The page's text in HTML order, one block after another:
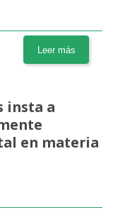
Leer más
insta a
en materia